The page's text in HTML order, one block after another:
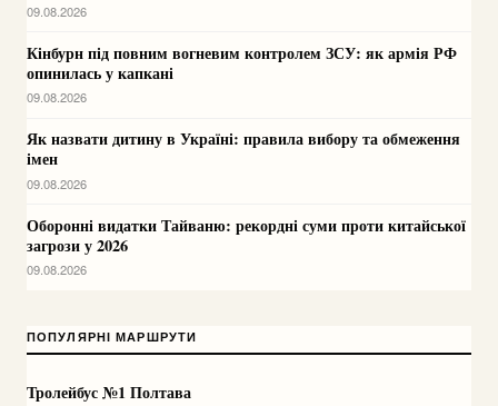
09.08.2026
Кінбурн під повним вогневим контролем ЗСУ: як армія РФ
опинилась у капкані
09.08.2026
Як назвати дитину в Україні: правила вибору та обмеження
імен
09.08.2026
Оборонні видатки Тайваню: рекордні суми проти китайської
загрози у 2026
09.08.2026
ПОПУЛЯРНІ МАРШРУТИ
Тролейбус №1 Полтава